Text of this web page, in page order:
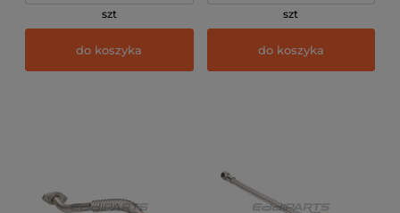
szt
do koszyka
szt
do koszyka